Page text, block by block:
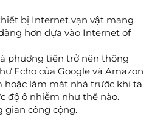
bị Internet vạn vật mang
hơn dựa vào Internet of
phương tiện trở nên thông
Echo của Google và Amazon
làm mát nhà trước khi ta
độ ô nhiễm như thế nào.
gian công cộng.